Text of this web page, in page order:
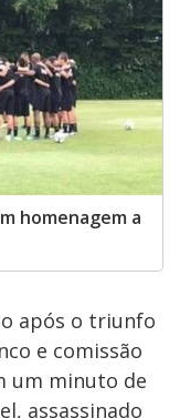
homenagem a
após o triunfo
e comissão
um minuto de
assassinado